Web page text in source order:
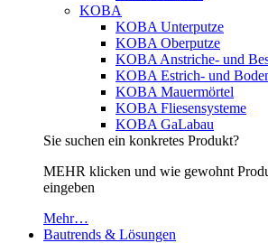
KOBA
KOBA Unterputze
KOBA Oberputze
KOBA Anstriche- und
KOBA Estrich- und
KOBA Mauermörtel
KOBA Fliesensysteme
KOBA GaLabau
Sie suchen ein konkretes Produkt?
MEHR klicken und wie gewohnt
eingeben
Mehr…
Bautrends & Lösungen